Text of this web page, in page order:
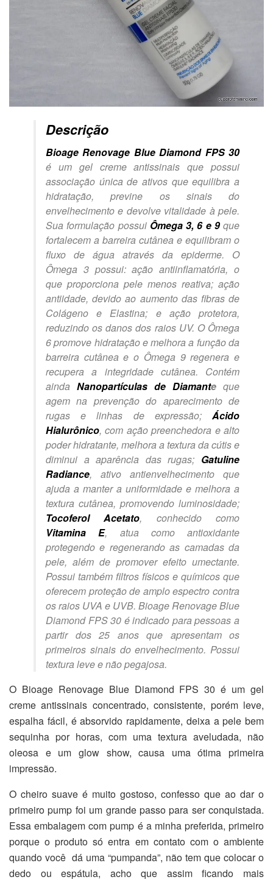
Descrição
Bioage Renovage Blue Diamond FPS 30
é um gel creme antissinais que possui
associação única de ativos que equilibra a
hidratação, previne os sinais do
envelhecimento e devolve vitalidade à pele.
Sua formulação possui Ômega 3, 6 e 9que
fortalecem a barreira cutânea e equilibram o
fluxo de água através da epiderme. O
Ômega 3 possui: ação antiinflamatória, o
que proporciona pele menos reativa; ação
antiidade, devido ao aumento das fibras de
Colágeno e Elastina; e ação protetora,
reduzindo os danos dos raios UV. O Ômega
6 promove hidratação e melhora a função da
barreira cutânea e o Ômega 9 regenera e
recupera a integridade cutânea. Contém
ainda Nanopartículas de Diamante que
agem na prevenção do aparecimento de
rugas e linhas de expressão; Ácido
Hialurônico, com ação preenchedora e alto
poder hidratante, melhora a textura da cútis e
diminui a aparência das rugas; Gatuline
Radiance, ativo antienvelhecimento que
ajuda a manter a uniformidade e melhora a
textura cutânea, promovendo luminosidade;
Tocoferol Acetato, conhecido como
Vitamina E, atua como antioxidante
protegendo e regenerando as camadas da
pele, além de promover efeito umectante.
Possui também filtros físicos e químicos que
oferecem proteção de amplo espectro contra
os raios UVA e UVB. Bioage Renovage Blue
Diamond FPS 30 é indicado para pessoas a
partir dos 25 anos que apresentam os
primeiros sinais do envelhecimento. Possui
textura leve e não pegajosa.
O Bioage Renovage Blue Diamond FPS 30 é um gel
creme antissinais concentrado, consistente, porém leve,
espalha fácil, é absorvido rapidamente, deixa a pele bem
sequinha por horas, com uma textura aveludada, não
oleosa e um glow show, causa uma ótima primeira
impressão.
O cheiro suave é muito gostoso, confesso que ao dar o
primeiro pump foi um grande passo para ser conquistada.
Essa embalagem com pump é a minha preferida, primeiro
porque o produto só entra em contato com o ambiente
quando você dá uma “pumpanda”, não tem que colocar o
dedo ou espátula, acho que assim ficando mais